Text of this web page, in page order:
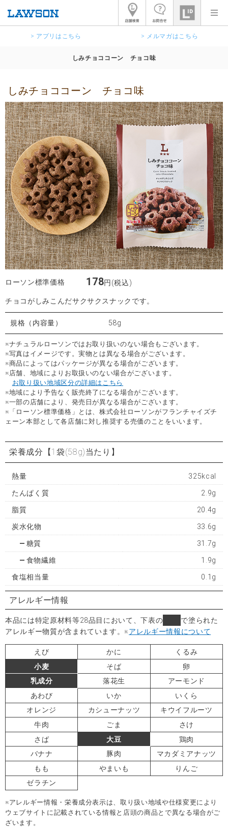
> アプリはこちら > メルマガはこちら
しみチョココーン チョコ味
しみチョココーン チョコ味
ローソン標準価格 178円(税込)
チョコがしみこんだサクサクスナックです。
規格（内容量） 58g
※ナチュラルローソンではお取り扱いのない場合もございます。
※写真はイメージです。実物とは異なる場合がございます。
※商品によってはパッケージが異なる場合がございます。
※店舗、地域によりお取扱いのない場合がございます。
お取り扱い地域区分の詳細はこちら
※地域により予告なく販売終了になる場合がございます。
※一部の店舗により、発売日が異なる場合がございます。
※「ローソン標準価格」とは、株式会社ローソンがフランチャイズチ
ェーン本部として各店舗に対し推奨する売価のことをいいます。
栄養成分 【1袋(58g)当たり】
熱量 325kcal
たんぱく質 2.9g
脂質 20.4g
炭水化物 33.6g
糖質 31.7g
食物繊維 1.9g
食塩相当量 0.1g
アレルギー情報
本品には特定原材料等28品目において、下表の
で塗られた
アレルギー物質が含まれています。※アレルギー情報について
えび かに
くるみ
小麦
そば
卵
乳成分
落花生
アーモンド
あわび
いか
いくら
オレンジ
カシューナッツ
キウイフルーツ
牛肉
ごま
さけ
さば
大豆
鶏肉
バナナ
豚肉
マカダミアナッツ
もも
やまいも
りんご
ゼラチン
※アレルギー情報・栄養成分表示は、取り扱い地域や仕様変更により
ウェブサイトに記載されている情報と店頭の商品とで異なる場合がご
ざいます。